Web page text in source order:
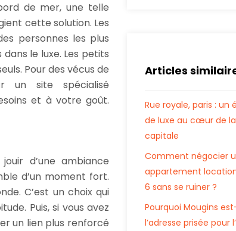
de mer, une telle
cette solution. Les
personnes les plus
le luxe. Les petits
Pour des vécus de
un site spécialisé
et à votre goût.
d’une ambiance
d’un moment fort.
C’est un choix qui
Puis, si vous avez
un lien plus renforcé
Articles
Rue royale, paris : un
de luxe au cœur de la
capitale
Comment négocier
appartement
6 sans se ruiner ?
Pourquoi Mougins
l’adresse prisée pour